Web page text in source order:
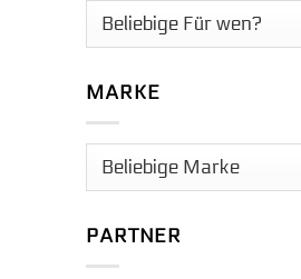
MARKE
PARTNER